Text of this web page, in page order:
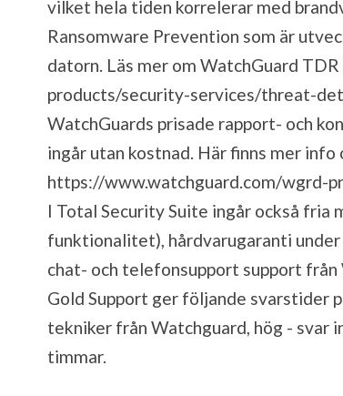
vilket hela tiden korrelerar med
Ransomware Prevention som är
datorn. Läs mer om WatchGuard TDR
products/security-services/threat-
WatchGuards prisade rapport- och
ingår utan kostnad. Här finns mer info
https://www.watchguard.com/wgrd-
I Total Security Suite ingår också fria
funktionalitet), hårdvarugaranti
chat- och telefonsupport support från
Gold Support ger följande
tekniker från Watchguard, hög - svar
timmar.